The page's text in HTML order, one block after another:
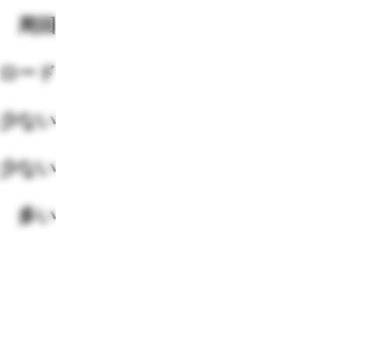
周回
ロード
少ない
少ない
多い